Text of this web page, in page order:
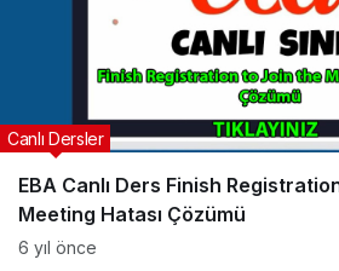
the
Meeting
Haberleri
EBA Canlı Ders Finish
Meeting Hatası Çözümü
Canlı Dersler
6 yıl önce